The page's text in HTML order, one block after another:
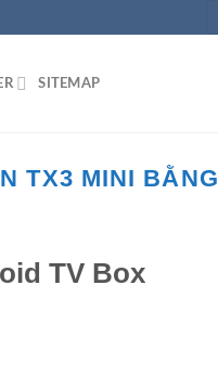
SITEMAP
TX3 MINI
TV Box